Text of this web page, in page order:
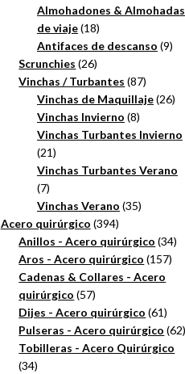
productos
Almohadones & Almohadas
de viaje 1818
productos
Antifaces de descanso 99
Scrunchies 2626
productos
Vinchas / Turbantes 8787
Vinchas de Maquillaje 2626
Vinchas Invierno 88
productos
Vinchas Turbantes Invierno
2121
productos
Vinchas Turbantes Verano
77
productos
Vinchas Verano 3535
Acero quirúrgico 394394
productos
Anillos - Acero quirúrgico 3434
Aros - Acero quirúrgico 157157
Cadenas & Collares - Acero
quirúrgico 5757
productos
Dijes - Acero quirúrgico 6161
Pulseras - Acero quirúrgico 62
Tobilleras - Acero Quirúrgico
3434